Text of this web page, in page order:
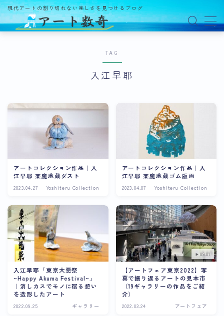
現代アートの割り切れない楽しさを見つけるブログ
ギャラリー
百貨店
美術館・博物館
オルタナティブスペース
オークション
美術大学・大学美術館
知る
アート探究
用語解説
TAG
入江早耶
アートコレクション作品｜入
江早耶 薬魔地蔵ダスト
2023.04.27 Yoshiteru Collection
アートコレクション作品｜入
江早耶 薬魔地蔵ゴム版画
2023.04.07 Yoshiteru Collection
入江早耶「東京大悪祭
~Happy Akuma Festival~」
｜消しカスでモノに宿る想い
を造形したアート
2022.09.25 ギャラリー
09:01
【アートフェア東京2022】写
真で振り返るアートの見本市
（19ギャラリーの作品をご紹
介）
2022.03.24 アートフェア